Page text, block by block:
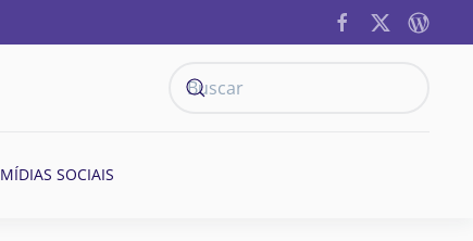
MÍDIAS SOCIAIS